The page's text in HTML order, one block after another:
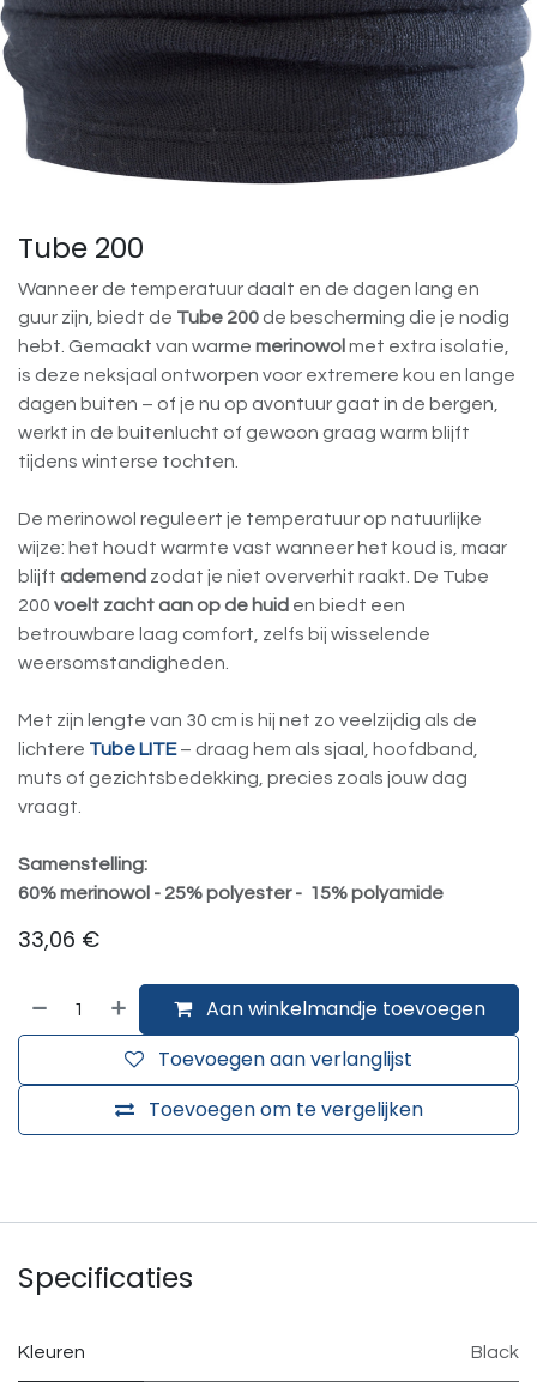
Tube 200
Wanneer de temperatuur daalt en de dagen lang en
guur zijn, biedt de Tube 200 de bescherming die je nodig
hebt. Gemaakt van warme merinowol met extra isolatie,
is deze neksjaal ontworpen voor extremere kou en lange
dagen buiten – of je nu op avontuur gaat in de bergen,
werkt in de buitenlucht of gewoon graag warm blijft
tijdens winterse tochten.
De merinowol reguleert je temperatuur op natuurlijke
wijze: het houdt warmte vast wanneer het koud is, maar
blijft ademend zodat je niet oververhit raakt. De Tube
200 voelt zacht aan op de huid en biedt een
betrouwbare laag comfort, zelfs bij wisselende
weersomstandigheden.
Met zijn lengte van 30 cm is hij net zo veelzijdig als de
lichtere Tube LITE– draag hem als sjaal, hoofdband,
muts of gezichtsbedekking, precies zoals jouw dag
vraagt.
Samenstelling:
60% merinowol - 25% polyester - 15% polyamide
33,06 €
Aan winkelmandje toevoegen
Toevoegen om te vergelijken
Toevoegen aan verlanglijst
Specificaties
Kleuren Black